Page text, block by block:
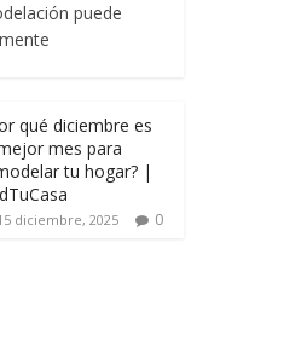
puede
qué diciembre es
mes para
tu hogar? |
diciembre, 2025 0